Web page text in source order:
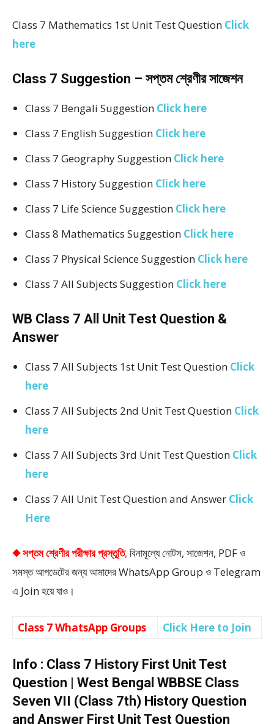
Class 7 Mathematics 1st Unit Test Question Click
here
Class 7 Suggestion – সপ্তম শ্রেণীর সাজেশন
Class 7 Bengali Suggestion Click here
Class 7 English Suggestion Click here
Class 7 Geography Suggestion Click here
Class 7 History Suggestion Click here
Class 7 Life Science Suggestion Click here
Class 8 Mathematics Suggestion Click here
Class 7 Physical Science Suggestion Click here
Class 7 All Subjects Suggestion Click here
WB Class 7 All Unit Test Question &
Answer
Class 7 All Subjects 1st Unit Test Question Click
here
Class 7 All Subjects 2nd Unit Test Question Click
here
Class 7 All Subjects 3rd Unit Test Question Click
here
Class 7 All Unit Test Question and Answer Click
Here
◆ সপ্তম শ্রেণীর পরীক্ষার প্রস্তুতি, বিনামূল্যে নোটস, সাজেশন, PDF ও
সমস্ত আপডেটের জন্য আমাদের WhatsApp Group ও Telegram
এ Join হয়ে যাও।
Class 7 WhatsApp Groups Click Here to Join
Info : Class 7 History First Unit Test
Question | West Bengal WBBSE Class
Seven VII (Class 7th) History Question
and Answer First Unit Test Question